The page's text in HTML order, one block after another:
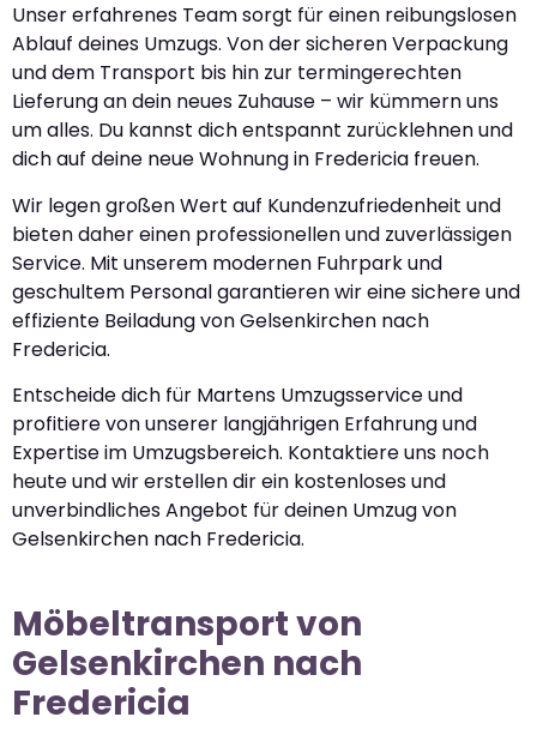
Unser erfahrenes Team sorgt für einen reibungslosen
Ablauf deines Umzugs. Von der sicheren Verpackung
und dem Transport bis hin zur termingerechten
Lieferung an dein neues Zuhause – wir kümmern uns
um alles. Du kannst dich entspannt zurücklehnen und
dich auf deine neue Wohnung in Fredericia freuen.
Wir legen großen Wert auf Kundenzufriedenheit und
bieten daher einen professionellen und zuverlässigen
Service. Mit unserem modernen Fuhrpark und
geschultem Personal garantieren wir eine sichere und
effiziente Beiladung von Gelsenkirchen nach
Fredericia.
Entscheide dich für Martens Umzugsservice und
profitiere von unserer langjährigen Erfahrung und
Expertise im Umzugsbereich. Kontaktiere uns noch
heute und wir erstellen dir ein kostenloses und
unverbindliches Angebot für deinen Umzug von
Gelsenkirchen nach Fredericia.
Möbeltransport von
Gelsenkirchen nach
Fredericia